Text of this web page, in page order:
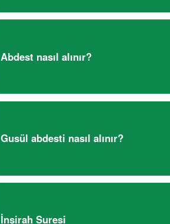
Abdest nasıl alınır?
Gusül abdesti nasıl alınır?
İnşirah Suresi